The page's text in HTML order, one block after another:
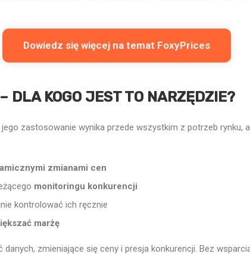
Dowiedz się więcej na temat FoxyPrices
DLA KOGO JEST TO NARZĘDZIE?
zastosowanie wynika przede wszystkim z potrzeb rynku,
zmianami cen
monitoringu konkurencji
kontrolować ich ręcznie
marżę
zmieniające się ceny i presja konkurencji. Bez